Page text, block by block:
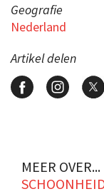
Geografie
Nederland
Artikel delen
MEER OVER...